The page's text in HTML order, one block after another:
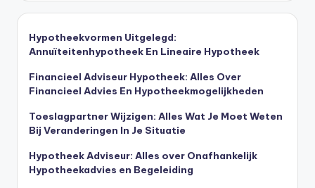
Hypotheekvormen Uitgelegd:
Annuïteitenhypotheek En Lineaire Hypotheek
Financieel Adviseur Hypotheek: Alles Over
Financieel Advies En Hypotheekmogelijkheden
Toeslagpartner Wijzigen: Alles Wat Je Moet Weten
Bij Veranderingen In Je Situatie
Hypotheek Adviseur: Alles over Onafhankelijk
Hypotheekadvies en Begeleiding